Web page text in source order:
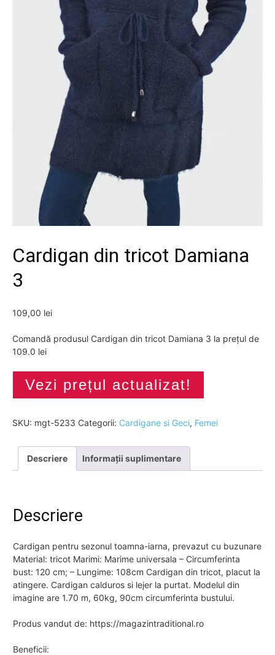
Cardigan din tricot Damiana
3
109,00 lei
Comandă produsul Cardigan din tricot Damiana 3 la prețul de
109.0 lei
Vezi prețul actualizat!
SKU: mgt-5233 Categorii: Cardigane si Geci, Femei
Descriere Informații suplimentare
Descriere
Cardigan pentru sezonul toamna-iarna, prevazut cu buzunare
Material: tricot Marimi: Marime universala – Circumferinta
bust: 120 cm; – Lungime: 108cm Cardigan din tricot, placut la
atingere. Cardigan calduros si lejer la purtat. Modelul din
imagine are 1.70 m, 60kg, 90cm circumferinta bustului.
Produs vandut de: https://magazintraditional.ro
Beneficii: